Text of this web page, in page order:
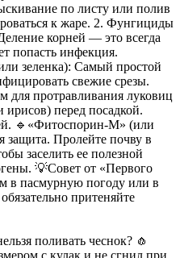
по листу или полив
к жаре. 2. Фунгициды
корней — это всегда
попасть инфекция.
зеленка): Самый простой
свежие срезы.
протравливания луковиц
перед посадкой.
🔹«Фитоспорин-М» (или
защита. Пролейте почву в
заселить ее полезной
💡Совет от «Первого
в пасмурную погоду или в
притеняйте
поливать чеснок? 🧄
с кулак и не сгнил при